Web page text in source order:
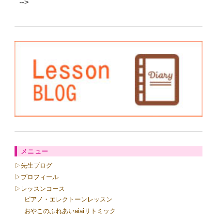
-->
メニュー
▷先生ブログ
▷プロフィール
▷レッスンコース
ピアノ・エレクトーンレッスン
おやこのふれあいaiaiリトミック